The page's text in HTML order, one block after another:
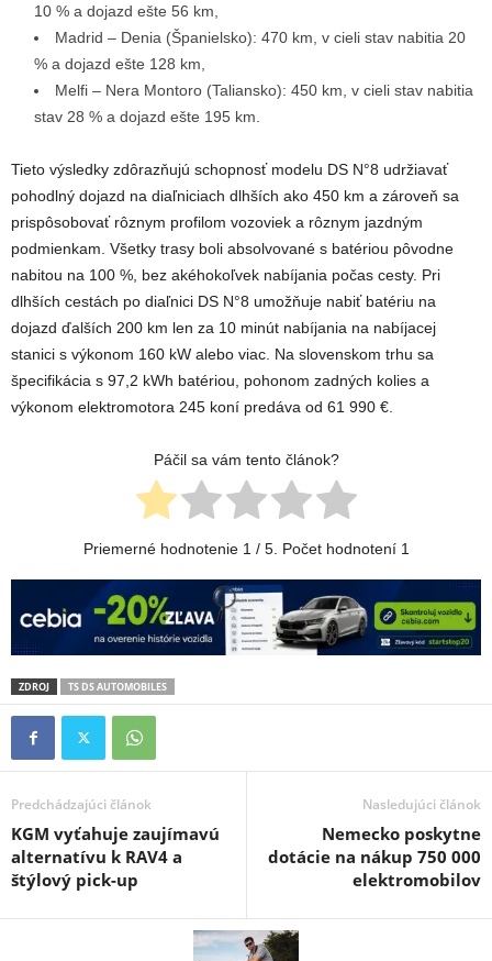
10 % a dojazd ešte 56 km,
Madrid – Denia (Španielsko): 470 km , v cieli stav nabitia 20
% a dojazd ešte 128 km,
Melfi – Nera Montoro (Taliansko): 450 km , v cieli stav nabitia
stav 28 % a dojazd ešte 195 km.
Tieto výsledky zdôrazňujú schopnosť modelu DS N°8 udržiavať
pohodlný dojazd na diaľniciach dlhších ako 450 km a zároveň sa
prispôsobovať rôznym profilom vozoviek a rôznym jazdným
podmienkam. Všetky trasy boli absolvované s batériou pôvodne
nabitou na 100 %, bez akéhokoľvek nabíjania počas cesty. Pri
dlhších cestách po diaľnici DS N°8 umožňuje nabiť batériu na
dojazd ďalších 200 km len za 10 minút nabíjania na nabíjacej
stanici s výkonom 160 kW alebo viac. Na slovenskom trhu sa
špecifikácia s 97,2 kWh batériou, pohonom zadných kolies a
výkonom elektromotora 245 koní predáva od 61 990 €.
Páčil sa vám tento článok?
Priemerné hodnotenie 1 / 5. Počet hodnotení 1
ZDROJ TS DS AUTOMOBILES
Predchádzajúci článok
KGM vyťahuje zaujímavú
alternatívu k RAV4 a
štýlový pick-up
Nasledujúci článok
Nemecko poskytne
dotácie na nákup 750 000
elektromobilov